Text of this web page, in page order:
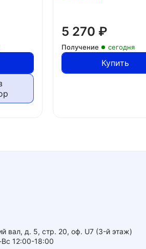
5 270 ₽
Получение сегодня
Купить
вал, д. 5, стр. 20, оф. U7 (3-й этаж)
12:00-18:00